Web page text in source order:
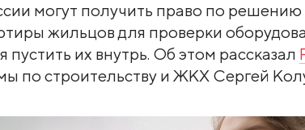
могут получить право по решению
жильцов для проверки
пустить их внутрь. Об этом рассказал
по строительству и ЖКХ Сергей